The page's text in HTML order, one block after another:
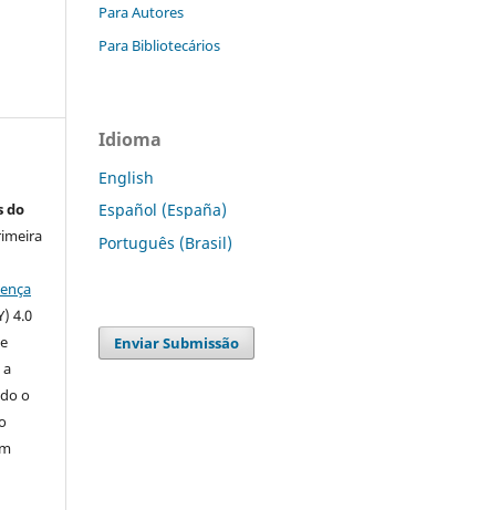
do
4.0
o
Para Autores
Para Bibliotecários
Idioma
English
Español (España)
Português (Brasil)
Enviar Submissão